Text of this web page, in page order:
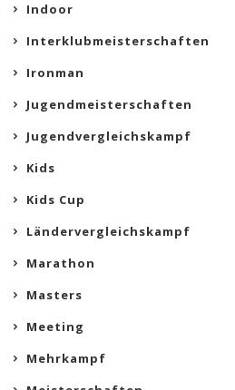
Indoor
Interklubmeisterschaften
Ironman
Jugendmeisterschaften
Jugendvergleichskampf
Kids
Kids Cup
Ländervergleichskampf
Marathon
Masters
Meeting
Mehrkampf